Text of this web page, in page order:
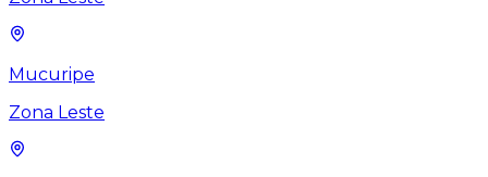
Mucuripe
Zona Leste